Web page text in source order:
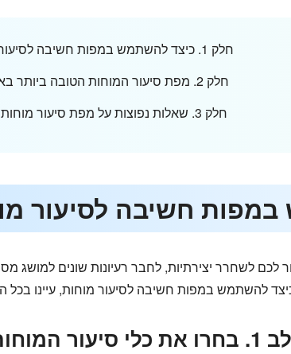
חלק 1. כיצד להשתמש במפות חשיבה לסיעור מוחות
חלק 2. מפת סיעור המוחות הטובה ביותר באינטרנט
חלק 3. שאלות נפוצות על מפת סיעור מוחות מקוונת
לכם לשחרר יצירתיות, לחבר רעיונות שונים למושג
המוחות שלכם